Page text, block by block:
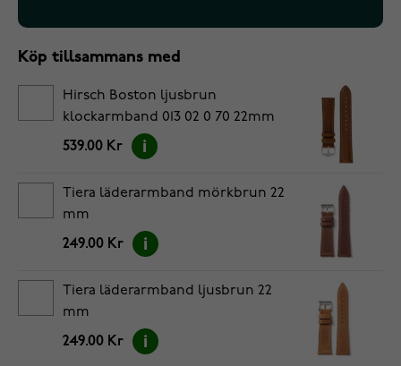
Köp tillsammans med
Hirsch Boston ljusbrun
klockarmband 013 02 0 70 22mm
539.00 Kr
Tiera läderarmband mörkbrun 22
mm
249.00 Kr
Tiera läderarmband ljusbrun 22
mm
249.00 Kr